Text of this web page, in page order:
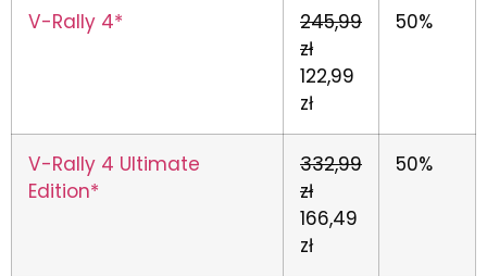
V-Rally 4*
245,99
zł
122,99
zł
50%
V-Rally 4 Ultimate
Edition*
332,99
zł
166,49
zł
50%